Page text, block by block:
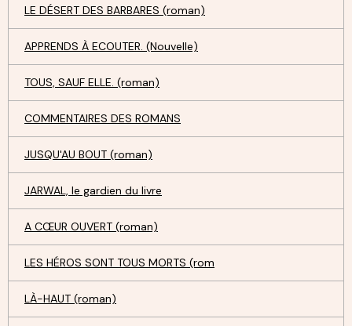
LE DÉSERT DES BARBARES (roman)
APPRENDS À ECOUTER. (Nouvelle)
TOUS, SAUF ELLE. (roman)
COMMENTAIRES DES ROMANS
JUSQU'AU BOUT (roman)
JARWAL, le gardien du livre
A CŒUR OUVERT (roman)
LES HÉROS SONT TOUS MORTS (rom
LÀ-HAUT (roman)